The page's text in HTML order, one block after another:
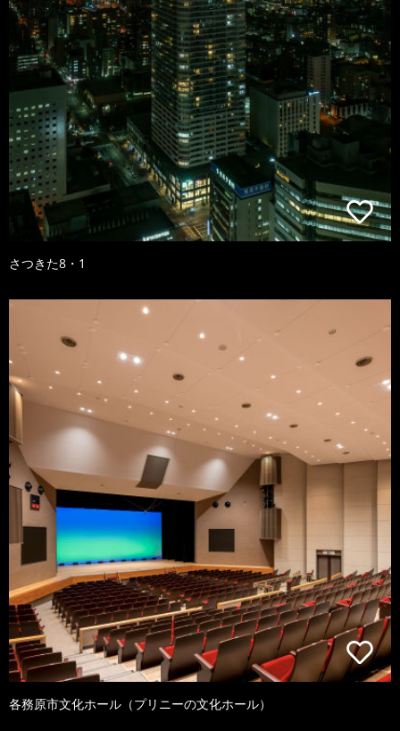
さつきた8・1
各務原市文化ホール（プリニーの文化ホール）